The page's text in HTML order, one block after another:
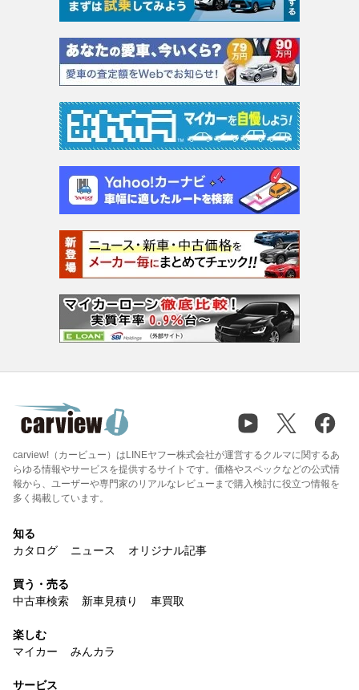
carview!（カービュー）はLINEヤフー株式会社が運営するクルマに関するあ
らゆる情報やサービスを提供するサイトです。価格やスペックなどの公式情
報から、ユーザーや専門家のリアルなレビューまで購入検討に役立つ情報を
多く掲載しています。
知る
カタログ
ニュース オリジナル記事
買う・売る
中古車検索
新車見積り 車買取
楽しむ
マイカー
みんカラ
サービス